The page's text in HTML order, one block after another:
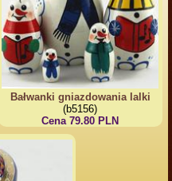
Bałwanki gniazdowania lalki
(b5156)
Cena 79.80 PLN